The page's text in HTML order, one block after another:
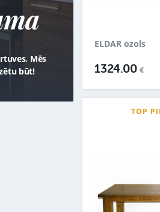
Mēs
būt!
ELDAR ozols
1324.00€
TOP